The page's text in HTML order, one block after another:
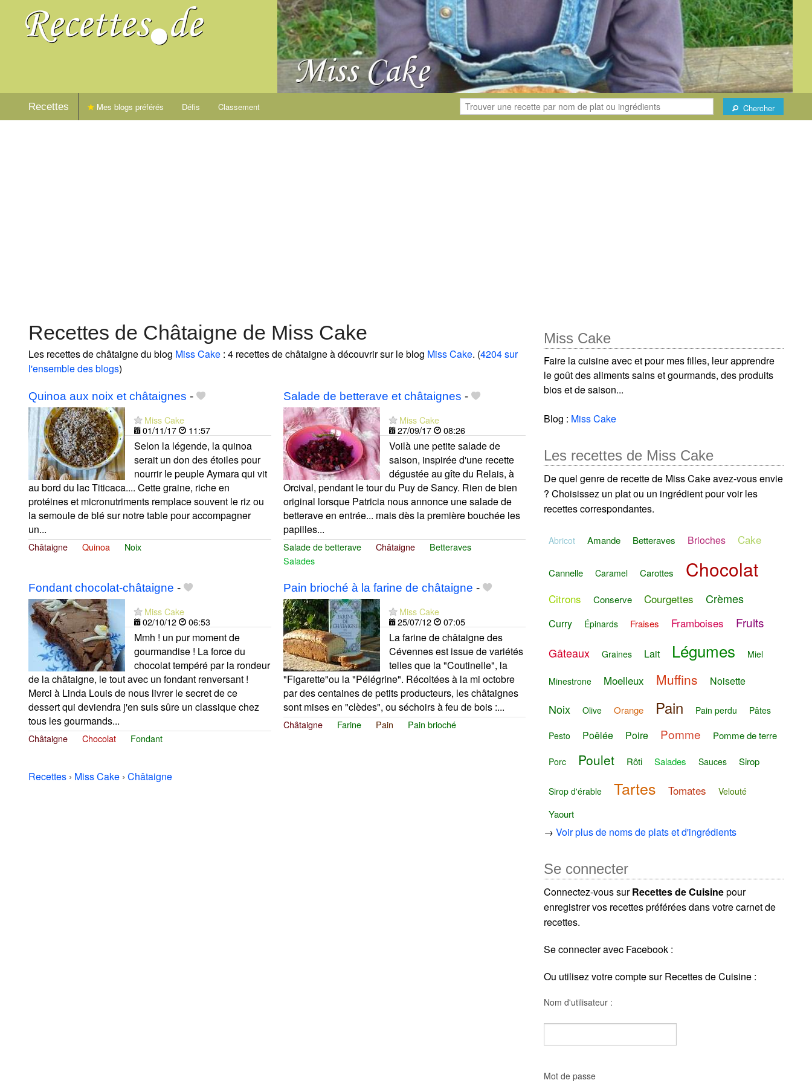
Recettes Chercher
Mes blogs préférés Défis Classement
Recettes de Châtaigne de Miss Cake
Les recettes de châtaigne du blog Miss Cake : 4 recettes de châtaigne à découvrir sur le blog Miss Cake. (4204 sur
l'ensemble des blogs)
Quinoa aux noix et châtaignes -
Miss Cake
01/11/17
11:57
Selon la légende, la quinoa
serait un don des étoiles pour
nourrir le peuple Aymara qui vit
au bord du lac Titicaca.... Cette graine, riche en
protéines et micronutriments remplace souvent le riz ou
la semoule de blé sur notre table pour accompagner
un...
Châtaigne Quinoa Noix
Salade de betterave et châtaignes -
Miss Cake
27/09/17
08:26
Voilà une petite salade de
saison, inspirée d'une recette
dégustée au gîte du Relais, à
Orcival, pendant le tour du Puy de Sancy. Rien de bien
original lorsque Patricia nous annonce une salade de
betterave en entrée... mais dès la première bouchée les
papilles...
Salade de betterave Châtaigne
Betteraves
Salades
Fondant chocolat-châtaigne -
Miss Cake
02/10/12
06:53
Mmh ! un pur moment de
gourmandise ! La force du
chocolat tempéré par la rondeur
de la châtaigne, le tout avec un fondant renversant !
Merci à Linda Louis de nous livrer le secret de ce
dessert qui deviendra j'en suis sûre un classique chez
tous les gourmands...
Châtaigne Chocolat Fondant
Pain brioché à la farine de châtaigne -
Miss Cake
25/07/12
07:05
La farine de châtaigne des
Cévennes est issue de variétés
telles que la "Coutinelle", la
"Figarette"ou la "Pélégrine". Récoltées à la mi octobre
par des centaines de petits producteurs, les châtaignes
sont mises en "clèdes", ou séchoirs à feu de bois :...
Châtaigne Farine Pain Pain brioché
Recettes › Miss Cake › Châtaigne
Miss Cake
Faire la cuisine avec et pour mes filles, leur apprendre
le goût des aliments sains et gourmands, des produits
bios et de saison...
Blog : Miss Cake
Les recettes de Miss Cake
De quel genre de recette de Miss Cake avez-vous envie
? Choisissez un plat ou un ingrédient pour voir les
recettes correspondantes.
Abricot Amande Betteraves Brioches Cake
Cannelle Caramel Carottes Chocolat
Citrons Conserve Courgettes Crèmes
Curry Épinards Fraises Framboises Fruits
Gâteaux Graines Lait Légumes Miel
Minestrone Moelleux Muffins Noisette
Noix Olive Orange Pain Pain perdu Pâtes
Pesto Poêlée Poire Pomme Pomme de terre
Porc Poulet Rôti Salades Sauces Sirop
Sirop d'érable Tartes Tomates Velouté
Yaourt
→Voir plus de noms de plats et d'ingrédients
Se connecter
Connectez-vous surRecettes de Cuisinepour
enregistrer vos recettes préférées dans votre carnet de
recettes.
Se connecter avec Facebook :
Ou utilisez votre compte sur Recettes de Cuisine :
Nom d'utilisateur :
Mot de passe